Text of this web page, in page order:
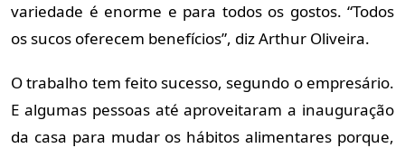
variedade é enorme e para todos os gostos. “Todos
os sucos oferecem benefícios”, diz Arthur Oliveira.
O trabalho tem feito sucesso, segundo o empresário.
E algumas pessoas até aproveitaram a inauguração
da casa para mudar os hábitos alimentares porque,